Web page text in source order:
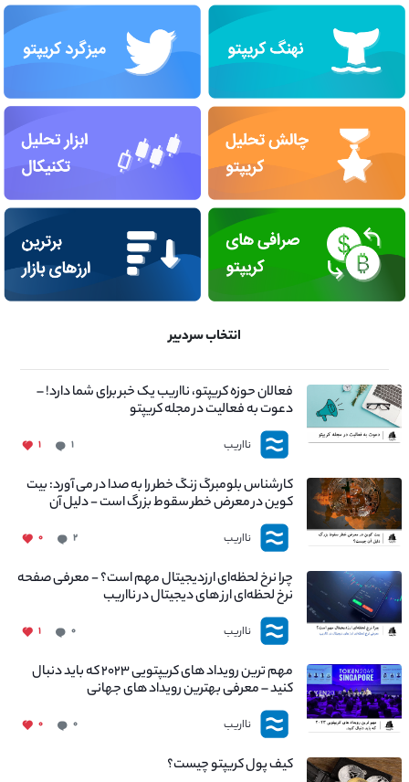
انتخاب سردبیر
فعالان حوزه کریپتو، نااریب یک خبر برای شما دارد! –
دعوت به فعالیت در مجله کریپتو
نااریب ۱ ۱
کارشناس بلومبرگ زنگ خطر را به صدا در می آورد: بیت
کوین در معرض خطر سقوط بزرگ است - دلیل آن
چیست؟
نااریب ۲ ۰
چرا نرخ لحظه‌ای ارزدیجیتال مهم است؟ - معرفی صفحه
نرخ لحظه‌ای ارز های دیجیتال در نااریب
نااریب ۰ ۱
مهم ترین رویداد های کریپتویی ۲۰۲۳ که باید دنبال
کنید – معرفی بهترین رویداد های جهانی
نااریب ۰ ۰
کیف پول کریپتو چیست؟